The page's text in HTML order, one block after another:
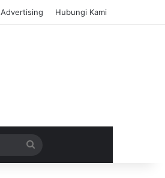
Advertising Hubungi Kami
for